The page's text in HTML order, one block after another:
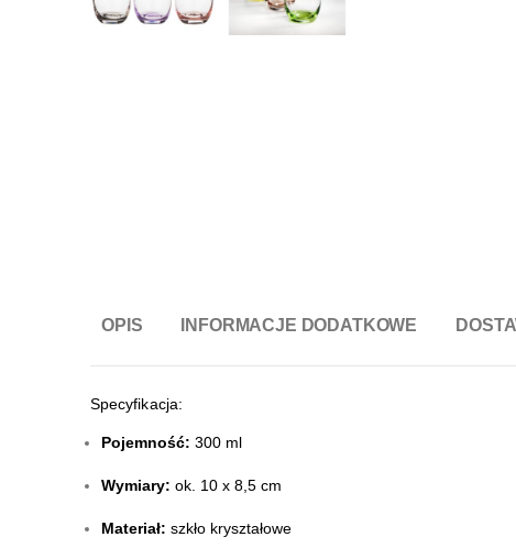
OPIS INFORMACJE DODATKOWE
Specyfikacja:
Pojemność: 300 ml
Wymiary: ok. 10 x 8,5 cm
Materiał: szkło kryształowe